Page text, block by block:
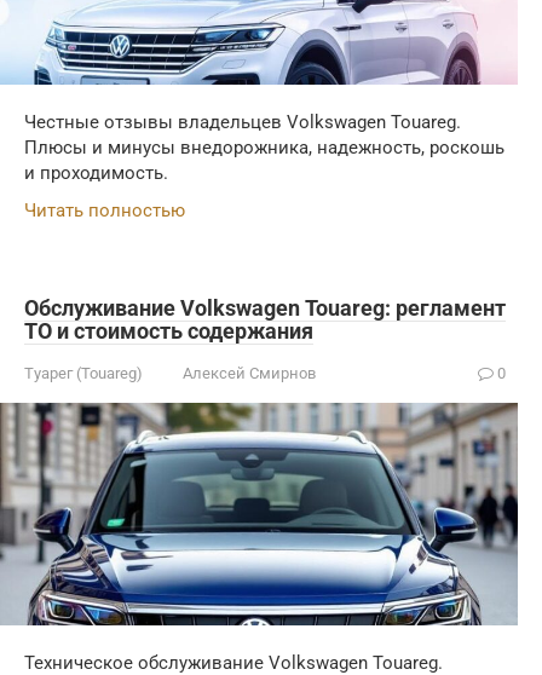
Честные отзывы владельцев Volkswagen Touareg.
Плюсы и минусы внедорожника, надежность, роскошь
и проходимость.
Читать полностью
Обслуживание Volkswagen Touareg: регламент
ТО и стоимость содержания
Туарег (Touareg) Алексей Смирнов 0
Техническое обслуживание Volkswagen Touareg.